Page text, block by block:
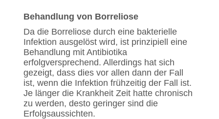
Behandlung von Borreliose
Da die Borreliose durch eine bakterielle
Infektion ausgelöst wird, ist prinzipiell eine
Behandlung mit Antibiotika
erfolgversprechend. Allerdings hat sich
gezeigt, dass dies vor allen dann der Fall
ist, wenn die Infektion frühzeitig der Fall ist.
Je länger die Krankheit Zeit hatte chronisch
zu werden, desto geringer sind die
Erfolgsaussichten.